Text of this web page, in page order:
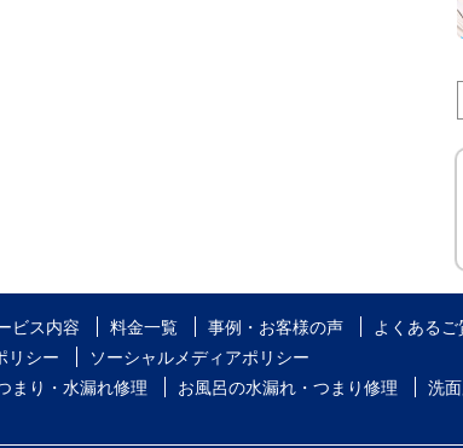
ビス内容 料金一覧 事例・お客様の声 よくあるご
リシー
ソーシャルメディアポリシー
まり・水漏れ修理 お風呂の水漏れ・つまり修理 洗